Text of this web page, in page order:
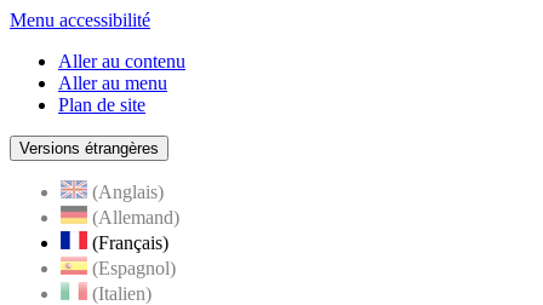
Menu accessibilité
Aller au contenu
Aller au menu
Plan de site
Versions étrangères
(Anglais)
(Allemand)
(Français)
(Espagnol)
(Italien)